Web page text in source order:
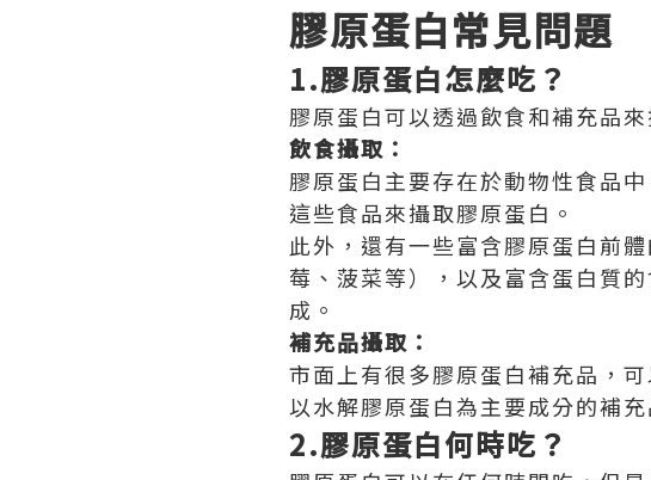
膠原蛋白常見問題
1.膠原蛋白怎麼吃？
膠原蛋白可以透過飲食和補充品來
飲食攝取：
膠原蛋白主要存在於動物性食品
這些食品來攝取膠原蛋白。
此外，還有一些富含膠原蛋白前
莓、菠菜等），以及富含蛋白質
成。
補充品攝取：
市面上有很多膠原蛋白補充品，
以水解膠原蛋白為主要成分的補充
2.膠原蛋白何時吃？